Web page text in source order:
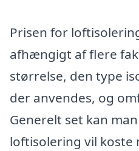
Prisen for
afhængigt af flere
størrelse, den type
der anvendes, og
Generelt set kan
loftisolering vil koste